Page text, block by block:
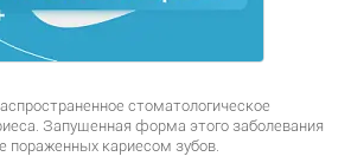
стоматологическое
Запущенная форма этого заболевания
пораженных кариесом зубов.